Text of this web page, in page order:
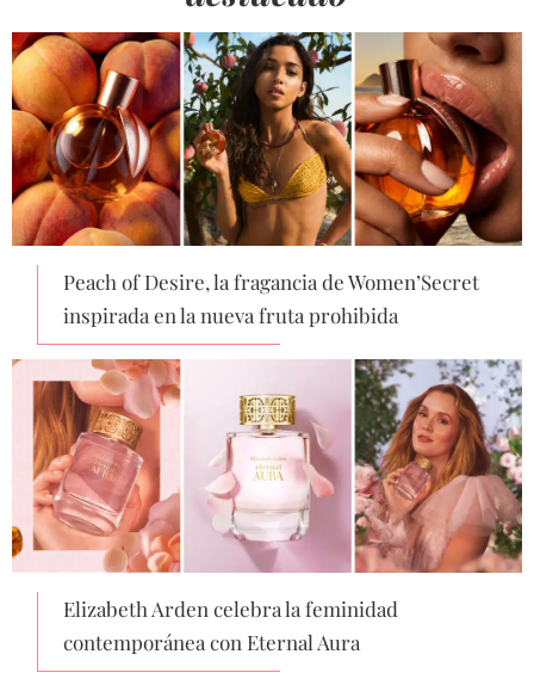
Peach of Desire, la fragancia de Women’Secret
inspirada en la nueva fruta prohibida
Elizabeth Arden celebra la feminidad
contemporánea con Eternal Aura